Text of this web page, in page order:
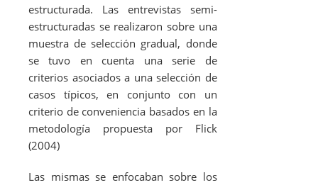
estructurada. Las entrevistas semi-
estructuradas se realizaron sobre una
muestra de selección gradual, donde
se tuvo en cuenta una serie de
criterios asociados a una selección de
casos típicos, en conjunto con un
criterio de conveniencia basados en la
metodología propuesta por Flick
(2004)
Las mismas se enfocaban sobre los